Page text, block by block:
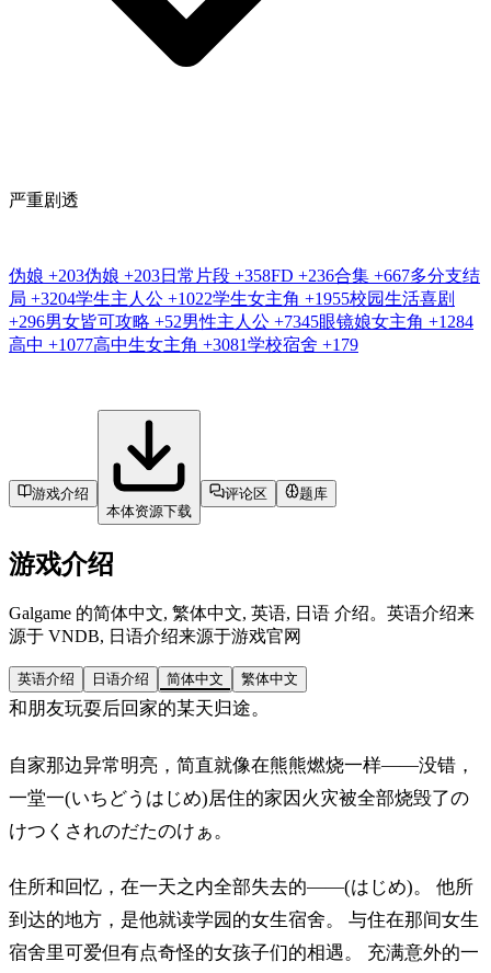
严重剧透
伪娘 +203伪娘 +203日常片段 +358FD +236合集 +667多分支结
局 +3204学生主人公 +1022学生女主角 +1955校园生活喜剧
+296男女皆可攻略 +52男性主人公 +7345眼镜娘女主角 +1284
高中 +1077高中生女主角 +3081学校宿舍 +179
游戏介绍
本体资源下载
评论区 题库
游戏介绍
Galgame 的简体中文, 繁体中文, 英语, 日语 介绍。英语介绍来
源于 VNDB, 日语介绍来源于游戏官网
英语介绍 日语介绍 简体中文 繁体中文
和朋友玩耍后回家的某天归途。
自家那边异常明亮，简直就像在熊熊燃烧一样——没错，
一堂一(いちどうはじめ)居住的家因火灾被全部烧毁了の
けつくされのだたのけぁ。
住所和回忆，在一天之内全部失去的——(はじめ)。 他所
到达的地方，是他就读学园的女生宿舍。 与住在那间女生
宿舍里可爱但有点奇怪的女孩子们的相遇。 充满意外的一